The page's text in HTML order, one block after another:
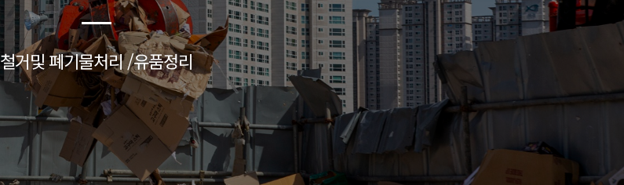
철거및 폐기물처리 /유품정리